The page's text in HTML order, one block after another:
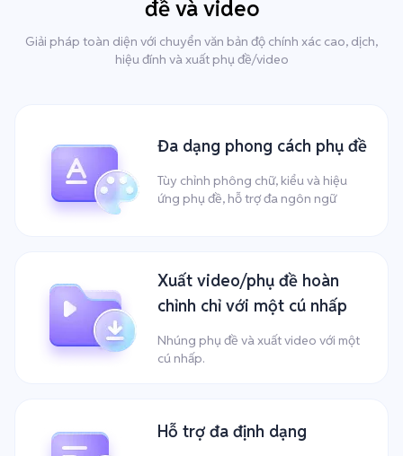
đề và video
Giải pháp toàn diện với chuyển văn bản độ chính xác cao, dịch,
hiệu đính và xuất phụ đề/video
Đa dạng phong cách phụ đề
Tùy chỉnh phông chữ, kiểu và hiệu
ứng phụ đề, hỗ trợ đa ngôn ngữ
Xuất video/phụ đề hoàn
chỉnh chỉ với một cú nhấp
Nhúng phụ đề và xuất video với một
cú nhấp.
Hỗ trợ đa định dạng